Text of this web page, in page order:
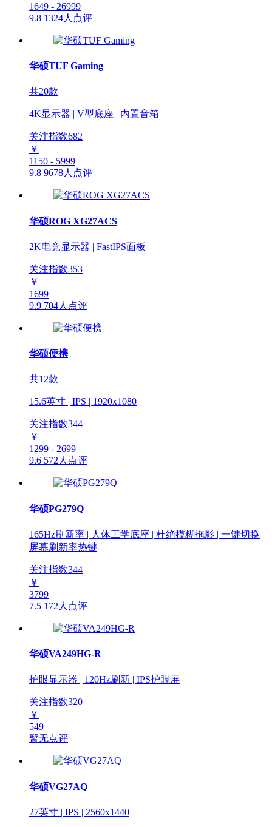
1649 - 26999
9.8 1324人点评
华硕TUF Gaming
共20款
4K显示器 | V型底座 | 内置音箱
关注指数682
￥
1150 - 5999
9.8 9678人点评
华硕ROG XG27ACS
2K电竞显示器 | FastIPS面板
关注指数353
￥
1699
9.9 704人点评
华硕便携
共12款
15.6英寸 | IPS | 1920x1080
关注指数344
￥
1299 - 2699
9.6 572人点评
华硕PG279Q
165Hz刷新率 | 人体工学底座 | 杜绝模糊拖影 | 一键切换
屏幕刷新率热键
关注指数344
￥
3799
7.5 172人点评
华硕VA249HG-R
护眼显示器 | 120Hz刷新 | IPS护眼屏
关注指数320
￥
549
暂无点评
华硕VG27AQ
27英寸 | IPS | 2560x1440